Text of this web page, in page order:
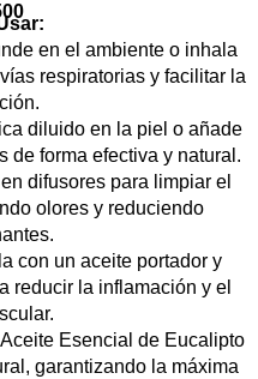
en el ambiente o inhala
respiratorias y facilitar la
diluido en la piel o añade
de forma efectiva y natural.
difusores para limpiar el
olores y reduciendo
con un aceite portador y
reducir la inflamación y el
Esencial de Eucalipto
garantizando la máxima